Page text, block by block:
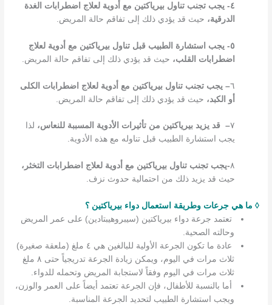
٤- يجب تجنب تناول بيرياكتين مع أدوية لعلاج اضطرابات الغدة
الدرقية، حيث قد يؤدي ذلك إلى تفاقم حالة المريض.
٥- يجب استشارة الطبيب قبل تناول بيرياكتين مع أدوية لعلاج
اضطرابات القلب، حيث قد يؤدي ذلك إلى تفاقم حالة المريض.
٦– يجب تجنب تناول بيرياكتين مع أدوية لعلاج اضطرابات الكلى
أو الكبد، حيث قد يؤدي ذلك إلى تفاقم حالة المريض.
٧– قد يزيد بيرياكتين من تأثيرات الأدوية المسببة للنعاس، لذا
يجب استشارة الطبيب قبل تناوله مع هذه الأدوية.
٨-يجب تجنب تناول بيرياكتين مع أدوية لعلاج اضطرابات التخثر،
حيث قد يزيد ذلك من احتمالية حدوث نزف.
◊ ما هي جرعات وطريقة استعمال دواء بيرياكتين ؟
تعتمد جرعة دواء بيرياكتين (سيبروهيبتادين) على عمر المريض
وحالته الصحية.
عادة ما تكون الجرعة الأولية للبالغين هي ٤ ملغ (ملعقة صغيرة)
ثلاث مرات في اليوم، ويمكن زيادة الجرعة تدريجياً حتى ٨ ملغ
ثلاث مرات في اليوم وفقاً لاستجابة المريض وتحمله للدواء.
أما بالنسبة للأطفال، فإن الجرعة تعتمد أيضاً على العمر والوزن،
ويجب استشارة الطبيب لتحديد الجرعة المناسبة.